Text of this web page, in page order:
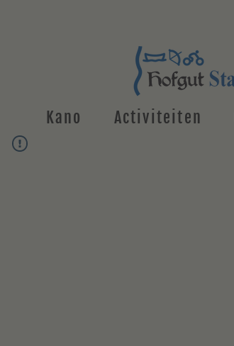
Kano Activiteiten